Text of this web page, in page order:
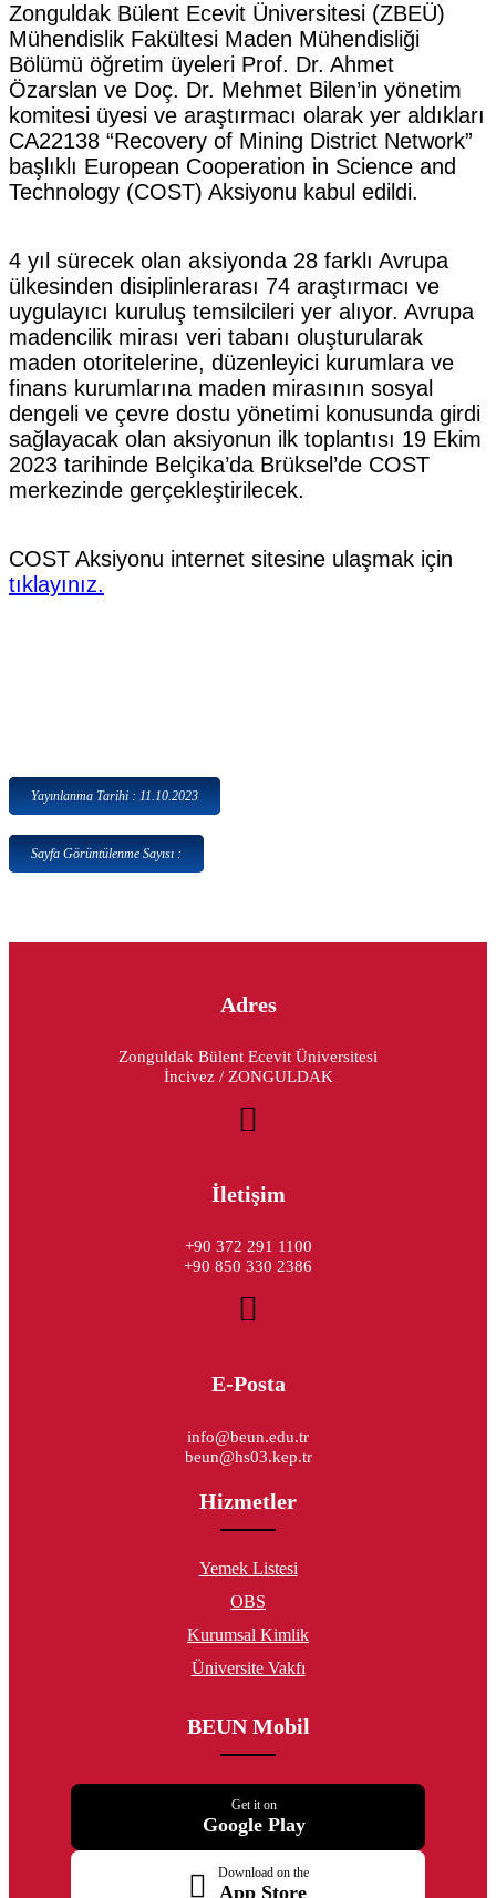
Zonguldak Bülent Ecevit Üniversitesi (ZBEÜ)
Mühendislik Fakültesi Maden Mühendisliği
Bölümü öğretim üyeleri Prof. Dr. Ahmet
Özarslan ve Doç. Dr. Mehmet Bilen’in yönetim
komitesi üyesi ve araştırmacı olarak yer aldıkları
CA22138 “Recovery of Mining District Network”
başlıklı European Cooperation in Science and
Technology (COST) Aksiyonu kabul edildi.
4 yıl sürecek olan aksiyonda 28 farklı Avrupa
ülkesinden disiplinlerarası 74 araştırmacı ve
uygulayıcı kuruluş temsilcileri yer alıyor. Avrupa
madencilik mirası veri tabanı oluşturularak
maden otoritelerine, düzenleyici kurumlara ve
finans kurumlarına maden mirasının sosyal
dengeli ve çevre dostu yönetimi konusunda girdi
sağlayacak olan aksiyonun ilk toplantısı 19 Ekim
2023 tarihinde Belçika’da Brüksel’de COST
merkezinde gerçekleştirilecek.
COST Aksiyonu internet sitesine ulaşmak için
tıklayınız.
Yayınlanma Tarihi : 11.10.2023
Sayfa Görüntülenme Sayısı :
Adres
Zonguldak Bülent Ecevit Üniversitesi
İncivez / ZONGULDAK
İletişim
+90 372 291 1100
+90 850 330 2386
E-Posta
info@beun.edu.tr
beun@hs03.kep.tr
Hizmetler
Yemek Listesi
OBS
Kurumsal Kimlik
Üniversite Vakfı
BEUN Mobil
Get it on
Google Play
Download on the
App Store